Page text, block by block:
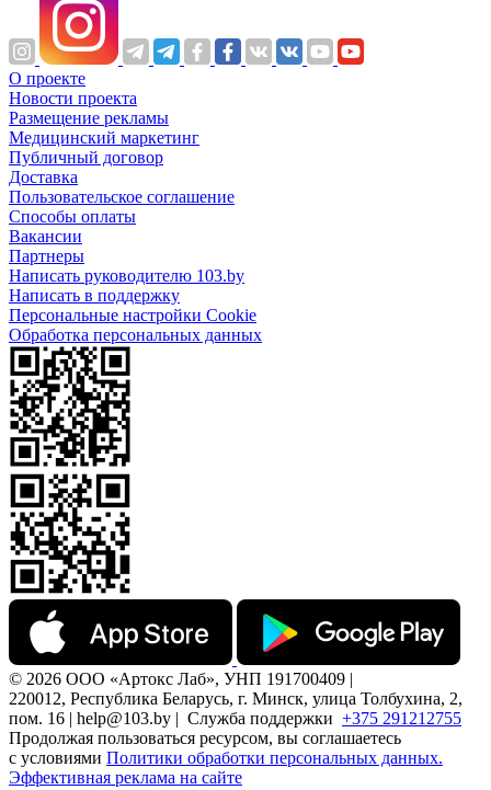
О проекте
Новости проекта
Размещение рекламы
Медицинский маркетинг
Публичный договор
Доставка
Пользовательское соглашение
Способы оплаты
Вакансии
Партнеры
Написать руководителю 103.by
Написать в поддержку
Персональные настройки Cookie
Обработка персональных данных
© 2026 ООО «Артокс Лаб», УНП 191700409 |
220012, Республика Беларусь, г. Минск, улица Толбухина, 2,
пом. 16 | help@103.by | Служба поддержки +375 291212755
Продолжая пользоваться ресурсом, вы соглашаетесь
с условиями Политики обработки персональных данных.
Эффективная реклама на сайте